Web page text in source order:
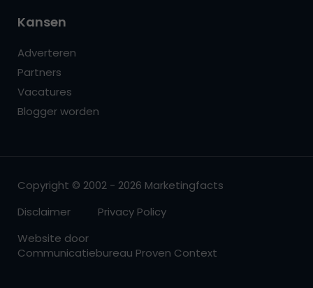
Kansen
Adverteren
Partners
Vacatures
Blogger worden
Copyright © 2002 - 2026 Marketingfacts
Disclaimer
Privacy Policy
Website door
Communicatiebureau Proven Context